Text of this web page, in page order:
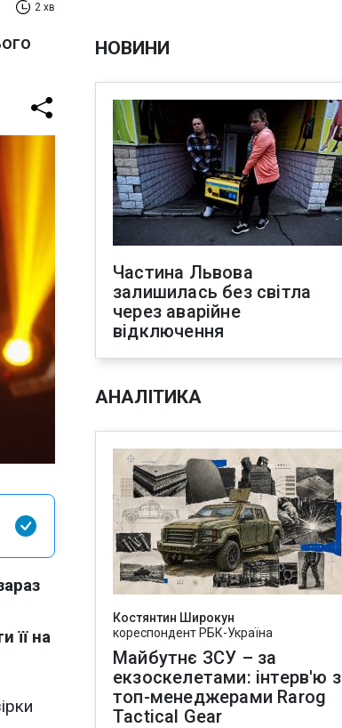
2 хв
її на
НОВИНИ
Частина Львова
залишилась без світла
через аварійне
відключення
АНАЛІТИКА
Костянтин Широкун
кореспондент РБК-Україна
Майбутнє ЗСУ – за
екзоскелетами: інтерв'ю з
топ-менеджерами Rarog
Tactical Gear